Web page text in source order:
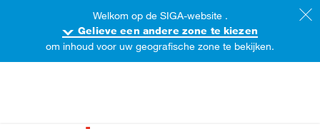
Welkom op de SIGA-website .
Gelieve een andere zone te kiezen
om inhoud voor uw geografische zone te bekijken.